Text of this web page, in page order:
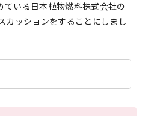
ている日本植物燃料株式会社の
カッションをすることにしまし